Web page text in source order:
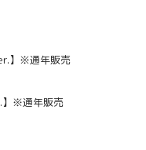
】※通年販売
】※通年販売